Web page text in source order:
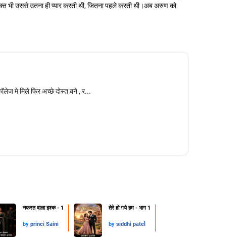
भी उससे उतना ही प्यार करती थी, जितना पहले करती थी।​अब अरुण को
मे मिले फिर अच्छे दोस्त बने , र...
नफरत वाला इश्क - 1
by princi Saini
तेरे हो गये हम - भाग 1
by siddhi patel